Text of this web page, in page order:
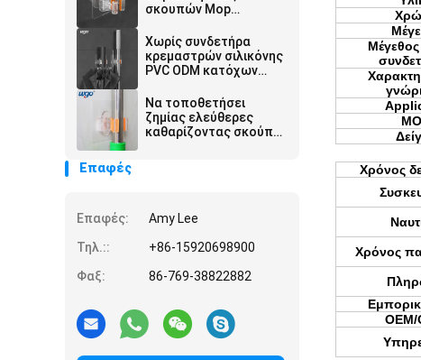
σκουπών Mop
εργαλείων cOem
καθαρίζοντας
Χωρίς συνδετήρα
κρεμαστρών σιλικόνης
PVC ODM κατόχων
υπολειμμάτων
Να τοποθετήσει
ζημίας ελεύθερες
καθαρίζοντας σκούπα
Επαφές
Επαφές:
Amy Lee
Τηλ.::
+86-15920698900
Φαξ:
86-769-38822882
Χρόνος
Χρόνος
OEM/